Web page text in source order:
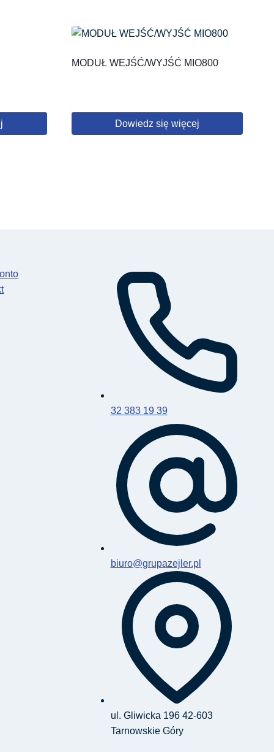
MODUŁ WEJŚĆ/WYJŚĆ MIO800
Dowiedz się więcej
32 383 19 39
biuro@grupazejler.pl
ul. Gliwicka 196 42-603
Tarnowskie Góry